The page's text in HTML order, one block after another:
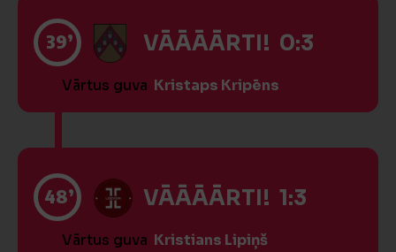
39’ VĀĀĀĀRTI! 0:3
Vārtus guva Kristaps Kripēns
48’ VĀĀĀĀRTI! 1:3
Vārtus guva Kristians Lipiņš